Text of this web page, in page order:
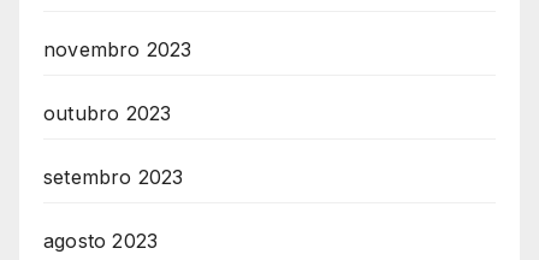
novembro 2023
outubro 2023
setembro 2023
agosto 2023